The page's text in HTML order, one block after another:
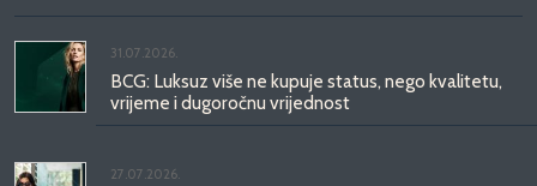
31.07.2026.
BCG: Luksuz više ne kupuje status, nego kvalitetu,
vrijeme i dugoročnu vrijednost
27.07.2026.